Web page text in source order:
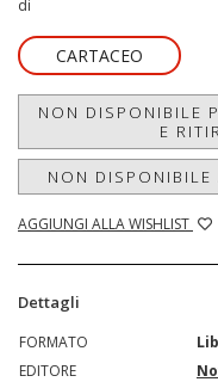
di
CARTACEO
NON DISPONIBILE
E
NON
AGGIUNGI ALLA WISHLIST
Dettagli
FORMATO
EDITORE